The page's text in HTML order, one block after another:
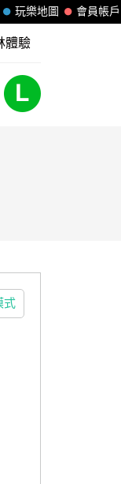
會員帳戶
玩樂地圖
體驗
式